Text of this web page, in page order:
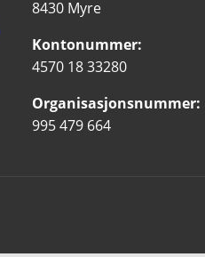
8430 Myre
Kontonummer:
4570 18 33280
Organisasjonsnummer:
995 479 664